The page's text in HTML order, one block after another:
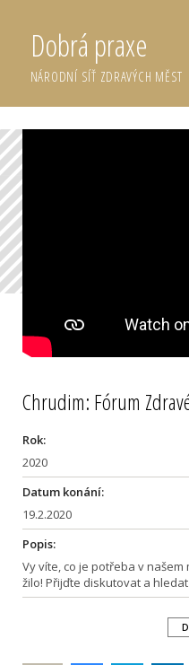
Dobrá praxe
NÁRODNÍ SÍŤ ZDRAVÝCH MĚST
Chrudim: Fórum
Rok:
2020
Datum konání:
19.2.2020
Popis:
Vy víte, co je potřeba v
žilo! Přijďte diskutovat a